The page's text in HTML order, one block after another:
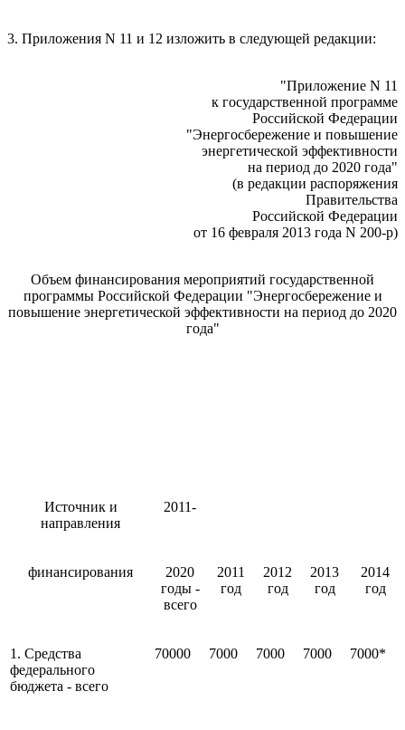
3. Приложения N 11 и 12 изложить в следующей редакции:
"Приложение N 11
к государственной программе
Российской Федерации
"Энергосбережение и повышение
энергетической эффективности
на период до 2020 года"
(в редакции распоряжения
Правительства
Российской Федерации
от 16 февраля 2013 года N 200-р)
Объем финансирования мероприятий государственной
программы Российской Федерации "Энергосбережение и
повышение энергетической эффективности на период до 2020
года"
Источник и
направления
2011-
финансирования
2020
годы -
всего
2011
год
2012
год
2013
год
2014
год
1. Средства
федерального
бюджета - всего
70000 7000 7000 7000 7000*